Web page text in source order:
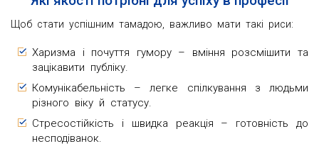
Щоб стати успішним тамадою, важливо мати такі риси:
Харизма і почуття гумору – вміння розсмішити та
зацікавити публіку.
Комунікабельність – легке спілкування з людьми
різного віку й статусу.
Стресостійкість і швидка реакція – готовність до
несподіванок.